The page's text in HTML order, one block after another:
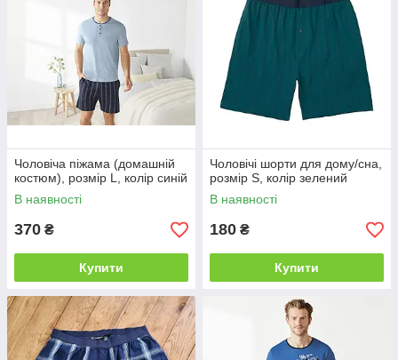
Чоловіча піжама (домашній
костюм), розмір L, колір синій
В наявності
370 ₴
Купити
Чоловічі шорти для дому/сна,
розмір S, колір зелений
В наявності
180 ₴
Купити